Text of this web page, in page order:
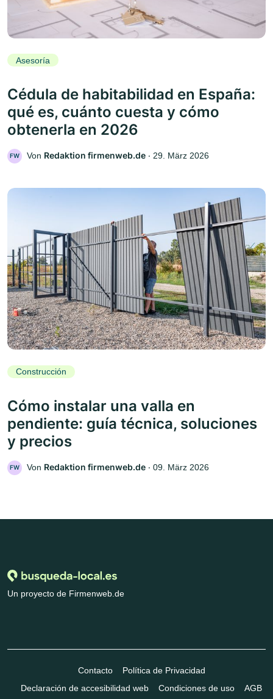
Asesoría
Cédula de habitabilidad en España:
qué es, cuánto cuesta y cómo
obtenerla en 2026
FW Von Redaktion firmenweb.de ‧ 29. März 2026
Construcción
Cómo instalar una valla en
pendiente: guía técnica, soluciones
y precios
FW Von Redaktion firmenweb.de ‧ 09. März 2026
Un proyecto de Firmenweb.de
Contacto
Política de Privacidad
Declaración de accesibilidad web
Condiciones de uso AGB